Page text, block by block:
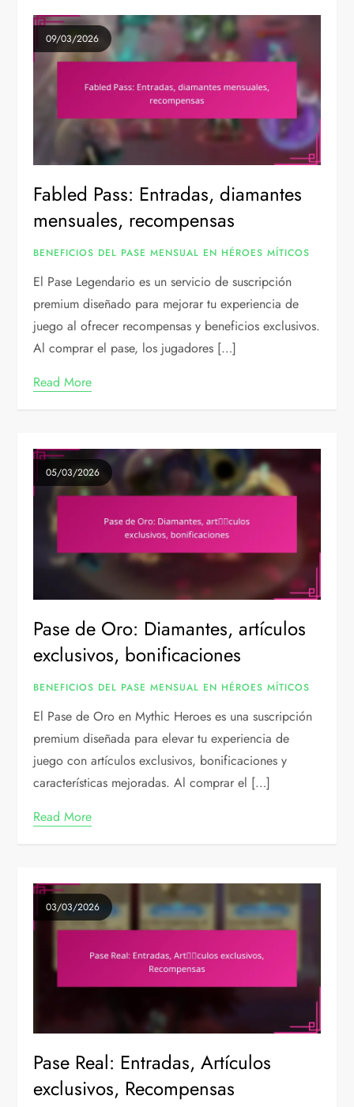
09/03/2026
Fabled Pass: Entradas, diamantes
mensuales, recompensas
BENEFICIOS DEL PASE MENSUAL EN HÉROES MÍTICOS
El Pase Legendario es un servicio de suscripción
premium diseñado para mejorar tu experiencia de
juego al ofrecer recompensas y beneficios exclusivos.
Al comprar el pase, los jugadores […]
Read More
05/03/2026
Pase de Oro: Diamantes, artículos
exclusivos, bonificaciones
BENEFICIOS DEL PASE MENSUAL EN HÉROES MÍTICOS
El Pase de Oro en Mythic Heroes es una suscripción
premium diseñada para elevar tu experiencia de
juego con artículos exclusivos, bonificaciones y
características mejoradas. Al comprar el […]
Read More
03/03/2026
Pase Real: Entradas, Artículos
exclusivos, Recompensas